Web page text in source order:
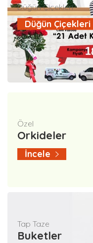
Düğün Çiçekleri
Düğün Çiçekleri
Özel
Orkideler
İncele
Tap Taze
Buketler